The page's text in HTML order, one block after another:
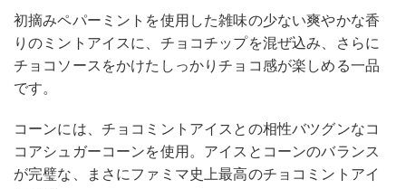
初摘みペパーミントを使用した雑味の少ない爽やかな香
りのミントアイスに、チョコチップを混ぜ込み、さらに
チョコソースをかけたしっかりチョコ感が楽しめる一品
です。
コーンには、チョコミントアイスとの相性バツグンなコ
コアシュガーコーンを使用。アイスとコーンのバランス
が完璧な、まさにファミマ史上最高のチョコミントアイ